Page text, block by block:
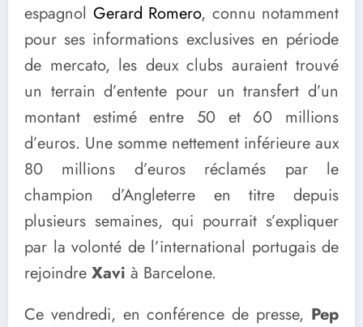
espagnol Gerard Romero, connu notamment
pour ses informations exclusives en période
de mercato, les deux clubs auraient trouvé
un terrain d’entente pour un transfert d’un
montant estimé entre 50 et 60 millions
d’euros. Une somme nettement inférieure aux
80 millions d’euros réclamés par le
champion d’Angleterre en titre depuis
plusieurs semaines, qui pourrait s’expliquer
par la volonté de l’international portugais de
rejoindre Xavi à Barcelone.
Ce vendredi, en conférence de presse, Pep